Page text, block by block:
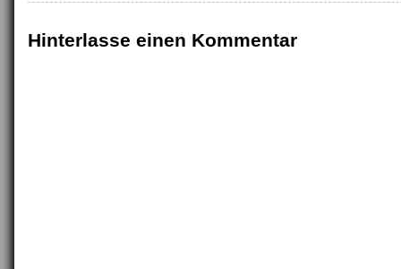
Hinterlasse einen Kommentar